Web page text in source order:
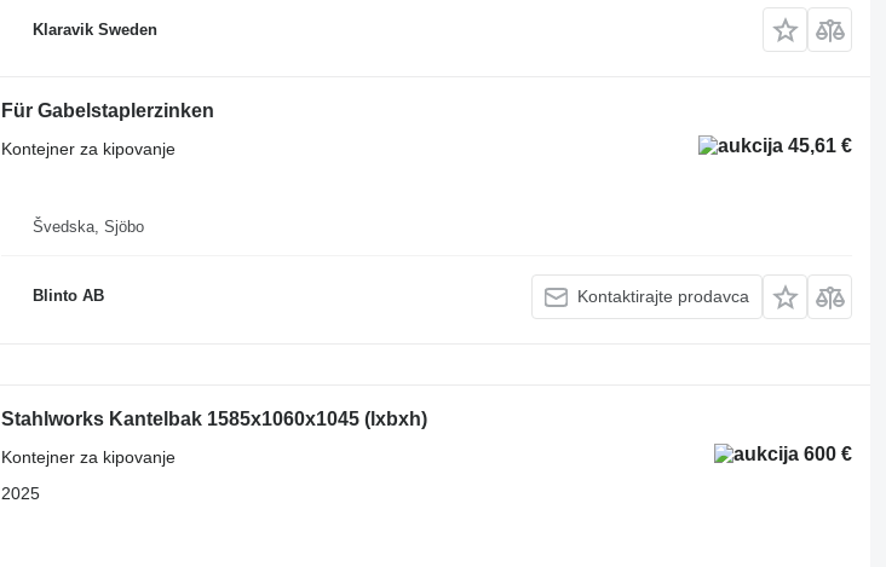
Klaravik Sweden
Für Gabelstaplerzinken
45,61 €
Kontejner za kipovanje
Švedska, Sjöbo
Blinto AB Kontaktirajte prodavca
Stahlworks Kantelbak 1585x1060x1045 (lxbxh)
600 €
Kontejner za kipovanje
2025